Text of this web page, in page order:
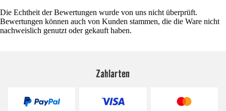
Die Echtheit der Bewertungen wurde von uns nicht überprüft.
Bewertungen können auch von Kunden stammen, die die Ware nicht
nachweislich genutzt oder gekauft haben.
Zahlarten